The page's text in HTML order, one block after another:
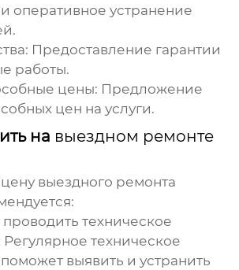
оперативное устранение
Предоставление гарантии
работы.
цены: Предложение
цен на услуги.
на выездном ремонте
цену выездного ремонта
техническое
Регулярное техническое
выявить и устранить